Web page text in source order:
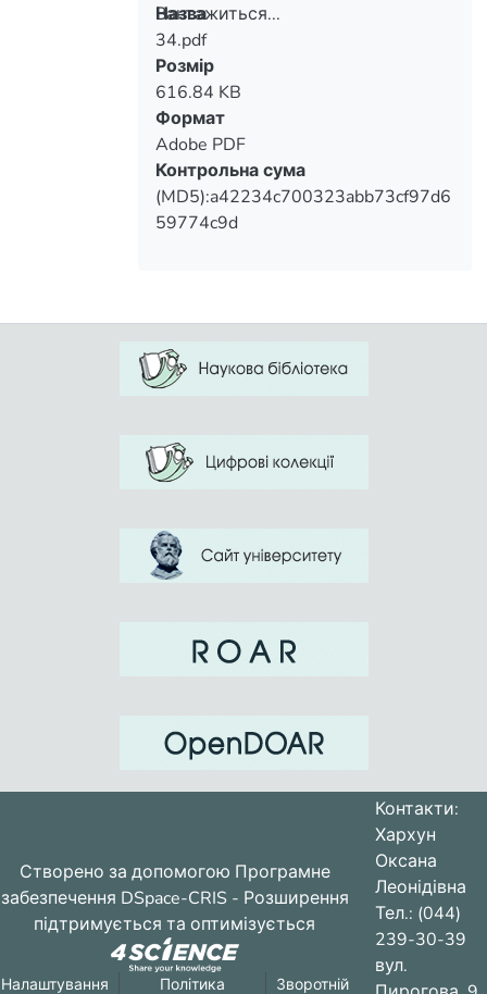
Вантажиться...
Вантажиться...
Назва
34.pdf
Розмір
616.84 KB
Формат
Adobe PDF
Контрольна сума
(MD5):a42234c700323abb73cf97d6
59774c9d
Створено за допомогою Програмне
забезпечення DSpace-CRIS - Розширення
підтримується та оптимізується
Налаштування Політика Зворотній
Контакти:
Хархун
Оксана
Леонідівна
Тел.: (044)
239-30-39
вул.